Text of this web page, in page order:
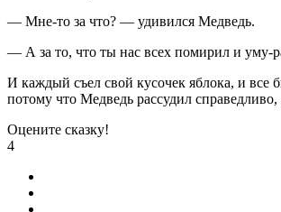
— Мне-то за что? — удивился Медведь.
— А за то, что ты нас всех помирил и уму-
И каждый съел свой кусочек яблока, и все
потому что Медведь рассудил
Оцените сказку!
4